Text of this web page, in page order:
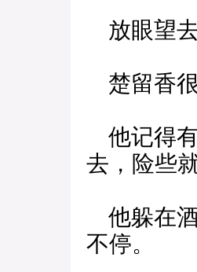
放眼望
楚留香很
他记得
去，险些
他躲在
不停。